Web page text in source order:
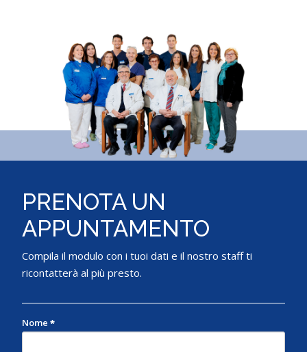
PRENOTA UN
APPUNTAMENTO
Compila il modulo con i tuoi dati e il nostro staff ti
ricontatterà al più presto.
Nome *